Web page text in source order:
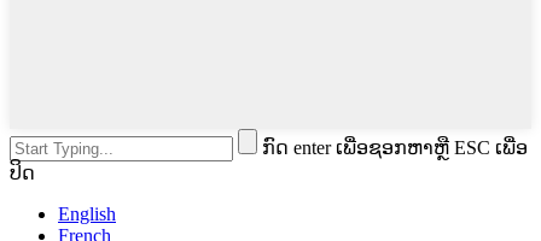
ກົດ enter ເພື່ອຊອກຫາຫຼື ESC ເພື່ອ
ປິດ
English
French